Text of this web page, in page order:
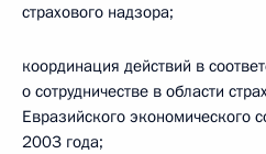
страхового надзора;
координация действий в
о сотрудничестве в области
Евразийского экономического
2003 года;